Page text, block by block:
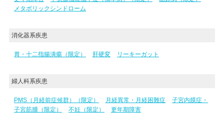
メタボリックシンドローム
消化器系疾患
胃・十二指腸潰瘍（限定） 肝硬変 リーキーガット
婦人科系疾患
PMS（月経前症候群）（限定） 月経異常・月経困難症
子宮内膜症・
子宮筋腫（限定）
不妊（限定） 更年期障害